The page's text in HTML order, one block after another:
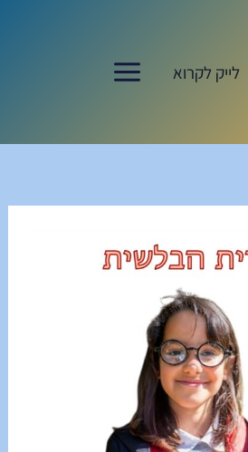
לייק לקרוא